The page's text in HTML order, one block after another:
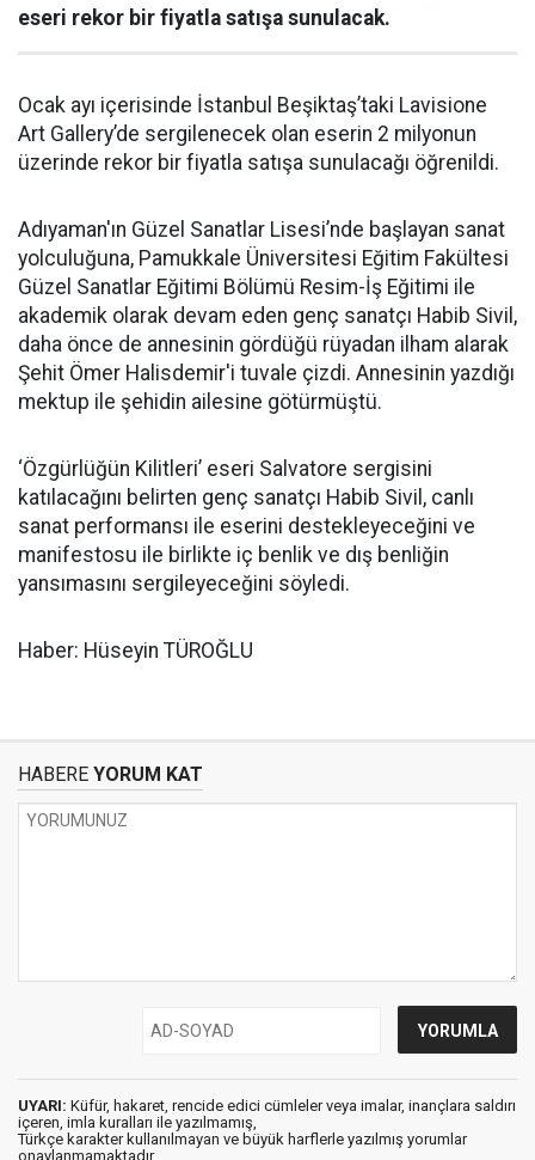
eseri rekor bir fiyatla satışa sunulacak.
Ocak ayı içerisinde İstanbul Beşiktaş’taki Lavisione
Art Gallery’de sergilenecek olan eserin 2 milyonun
üzerinde rekor bir fiyatla satışa sunulacağı öğrenildi.
Adıyaman'ın Güzel Sanatlar Lisesi’nde başlayan sanat
yolculuğuna, Pamukkale Üniversitesi Eğitim Fakültesi
Güzel Sanatlar Eğitimi Bölümü Resim-İş Eğitimi ile
akademik olarak devam eden genç sanatçı Habib Sivil,
daha önce de annesinin gördüğü rüyadan ilham alarak
Şehit Ömer Halisdemir'i tuvale çizdi. Annesinin yazdığı
mektup ile şehidin ailesine götürmüştü.
‘Özgürlüğün Kilitleri’ eseri Salvatore sergisini
katılacağını belirten genç sanatçı Habib Sivil, canlı
sanat performansı ile eserini destekleyeceğini ve
manifestosu ile birlikte iç benlik ve dış benliğin
yansımasını sergileyeceğini söyledi.
Haber: Hüseyin TÜROĞLU
HABERE YORUM KAT
UYARI: Küfür, hakaret, rencide edici cümleler veya imalar, inançlara saldırı
içeren, imla kuralları ile yazılmamış,
Türkçe karakter kullanılmayan ve büyük harflerle yazılmış yorumlar
onaylanmamaktadır.